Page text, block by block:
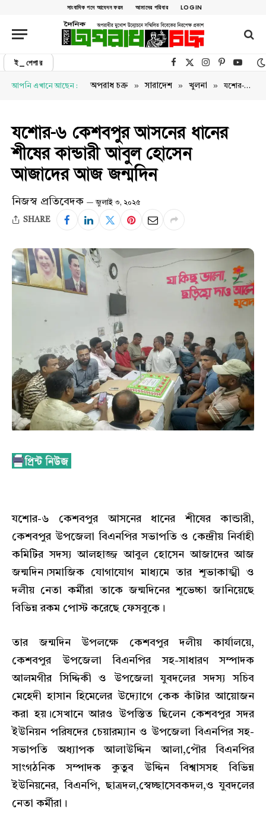
সাংবাদিক পদে আবেদন ফরম আমাদের পরিবার LOGIN
ই_পেপার Facebook
X (Twitter)Instagram
Pinterest
আপনি এখানে আছেন : অপরাধ চক্র » সারাদেশ » খুলনা » যশোর-৬ কেশবপুর আসনের ধানের শীষের কান্ডারী আবুল হোসেন আজাদের আজ জন্মদিন
যশোর-৬ কেশবপুর আসনের ধানের
শীষের কান্ডারী আবুল হোসেন
আজাদের আজ জন্মদিন
নিজস্ব প্রতিবেদক জুলাই ৩, ২০২৫
SHARE
যশোর-৬ কেশবপুর আসনের ধানের শীষের কান্ডারী,
কেশবপুর উপজেলা বিএনপির সভাপতি ও কেন্দ্রীয় নির্বাহী
কমিটির সদস্য আলহাজ্জ আবুল হোসেন আজাদের আজ
জন্মদিন।সমাজিক যোগাযোগ মাধ্যমে তার শূভাকাঙ্খী ও
দলীয় নেতা কর্মীরা তাকে জন্মদিনের শূভেচ্চা জানিয়েছে
বিভিন্ন রকম পোস্ট করেছে ফেসবুকে।
তার জন্মদিন উপলক্ষে কেশবপুর দলীয় কার্যালয়ে,
কেশবপুর উপজেলা বিএনপির সহ-সাধারণ সম্পাদক
আলমগীর সিদ্দিকী ও উপজেলা যুবদলের সদস্য সচিব
মেহেদী হাসান হিমেলের উদ্যোগে কেক কাঁটার আয়োজন
করা হয়।সেখানে আরও উপস্তিত ছিলেন কেশবপুর সদর
ইউনিয়ন পরিষদের চেয়ারম্যান ও উপজেলা বিএনপির সহ-
সভাপতি অধ্যাপক আলাউদ্দিন আলা,পৌর বিএনপির
সাংগঠনিক সম্পাদক কুতুব উদ্দিন বিশ্বাসসহ বিভিন্ন
ইউনিয়নের, বিএনপি, ছাত্রদল,স্বেচ্ছাসেবকদল,ও যুবদলের
নেতা কর্মীরা।